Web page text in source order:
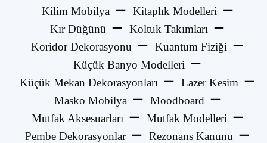
Kilim Mobilya
Kitaplık Modelleri
Kır Düğünü
Koltuk Takımları
Koridor Dekorasyonu
Kuantum Fiziği
Küçük Banyo Modelleri
Küçük Mekan Dekorasyonları
Lazer Kesim
Masko Mobilya
Moodboard
Mutfak Aksesuarları
Mutfak Modelleri
Pembe Dekorasyonlar
Rezonans Kanunu